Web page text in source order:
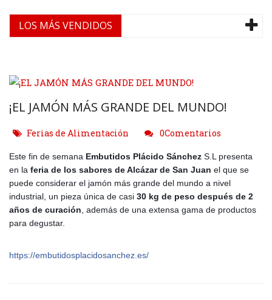
LOS MÁS VENDIDOS
¡EL JAMÓN MÁS GRANDE DEL MUNDO!
Ferias de Alimentación 0Comentarios
Este fin de semana Embutidos Plácido Sánchez S.L presenta
en la feria de los sabores de Alcázar de San Juan el que se
puede considerar el jamón más grande del mundo a nivel
industrial, un pieza única de casi 30 kg de peso después de 2
años de curación , además de una extensa gama de productos
para degustar.
https://embutidosplacidosanchez.es/